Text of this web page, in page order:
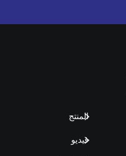
المنتج
فيديو